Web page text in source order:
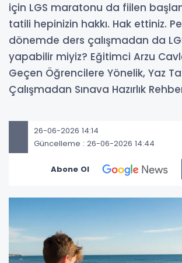
için LGS maratonu da fiilen
tatili hepinizin hakkı. Hak ettiniz.
dönemde ders çalışmadan da
yapabilir miyiz? Eğitimci Arzu
Geçen Öğrencilere Yönelik, Yaz
Çalışmadan Sınava Hazırlık
26-06-2026 14:14
Güncelleme : 26-06-2026 14:44
Abone Ol